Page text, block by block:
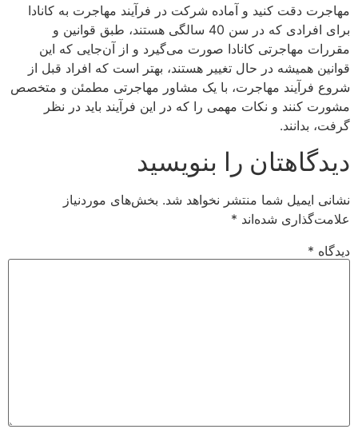
مهاجرت دقت کنید و آماده شرکت در فرآیند مهاجرت به کانادا
برای افرادی که در سن 40 سالگی هستند، طبق قوانین و
مقررات مهاجرتی کانادا صورت می‌گیرد و از آن‌جایی که این
قوانین همیشه در حال تغییر هستند، بهتر است که افراد قبل از
شروع فرآیند مهاجرت، با یک مشاور مهاجرتی مطمئن و متخصص
مشورت کنند و نکات مهمی را که در این فرآیند باید در نظر
گرفت، بدانند.
دیدگاهتان را بنویسید
نشانی ایمیل شما منتشر نخواهد شد. بخش‌های موردنیاز
علامت‌گذاری شده‌اند *
دیدگاه *